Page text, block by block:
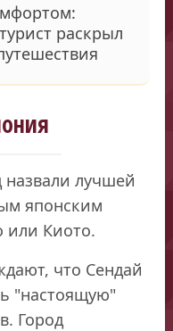
раскрыл
назвали лучшей
японским
или Киото.
что Сендай
"настоящую"
Город